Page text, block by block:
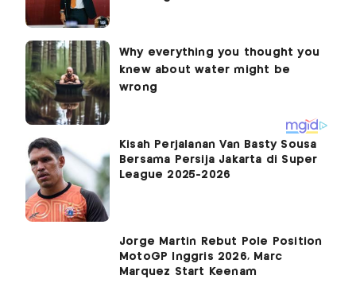
Kisah Perjalanan Van Basty Sousa
Bersama Persija Jakarta di Super
League 2025-2026
Jorge Martin Rebut Pole Position
MotoGP Inggris 2026, Marc
Marquez Start Keenam